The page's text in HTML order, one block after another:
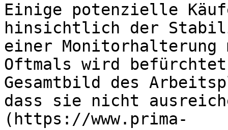
Einige potenzielle
hinsichtlich der
einer Monitorhalterung
Oftmals wird
Gesamtbild des
dass sie nicht
(https://www.prima-